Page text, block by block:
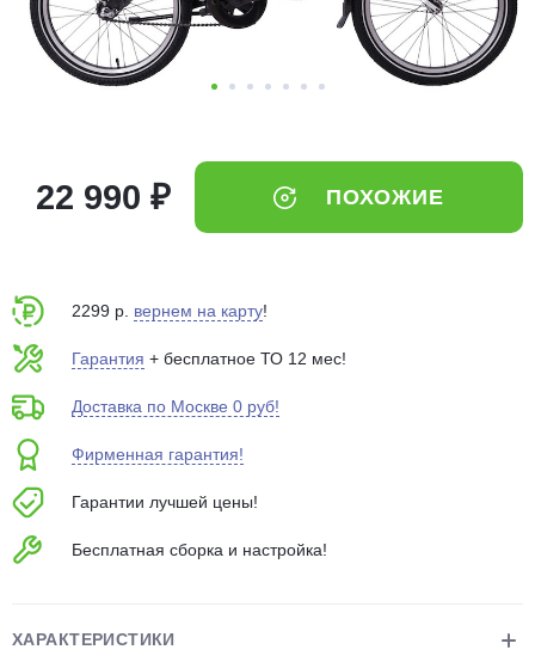
22 990 ₽ ПОХОЖИЕ
2299 р. вернем на карту!
Гарантия + бесплатное ТО 12 мес!
Доставка по Москве 0 руб!
Фирменная гарантия!
Гарантии лучшей цены!
Бесплатная сборка и настройка!
ХАРАКТЕРИСТИКИ
Оплачивайте сегодня только
25 % картой любого банка
выбранный способом
75% будут
Подробнее
Остались вопросы?